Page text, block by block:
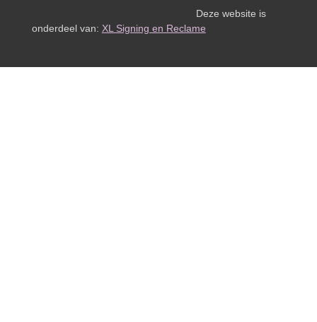
Deze website is
onderdeel van: XL Signing en Reclame